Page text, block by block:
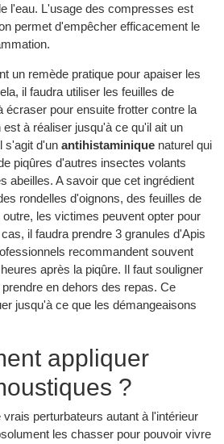
l'eau. L'usage des compresses est
permet d'empêcher efficacement le
un remède pratique pour apaiser les
il faudra utiliser les feuilles de
écraser pour ensuite frotter contre la
à réaliser jusqu'à ce qu'il ait un
s'agit d'un antihistaminique naturel qui
piqûres d'autres insectes volants
abeilles. A savoir que cet ingrédient
rondelles d'oignons, des feuilles de
les victimes peuvent opter pour
il faudra prendre 3 granules d'Apis
recommandent souvent
après la piqûre. Il faut souligner
en dehors des repas. Ce
jusqu'à ce que les démangeaisons
appliquer
?
perturbateurs autant à l'intérieur
les chasser pour pouvoir vivre